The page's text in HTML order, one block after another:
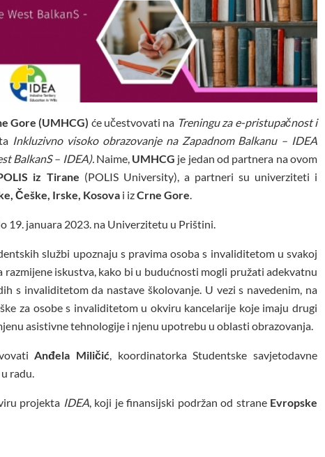
Gore (UMHCG) će učestvovati na Treningu za e-pristupačnost i
Inkluzivno visoko obrazovanje na Zapadnom Balkanu – IDEA
BalkanS – IDEA).Naime, UMHCG je jedan od partnera na ovom
iz Tirane (POLIS University), a partneri su univerziteti i
Češke, Irske, Kosova i izCrne Gore.
19. januara 2023. na Univerzitetu u Prištini.
službi upoznaju s pravima osoba s invaliditetom u svakoj
iskustva, kako bi u budućnosti mogli pružati adekvatnu
s invaliditetom da nastave školovanje. U vezi s navedenim, na
za osobe s invaliditetom u okviru kancelarije koje imaju drugi
asistivne tehnologije i njenu upotrebu u oblasti obrazovanja.
Anđela Miličić, koordinatorka Studentske savjetodavne
radu.
projekta IDEA, koji je finansijski podržan od strane Evropske